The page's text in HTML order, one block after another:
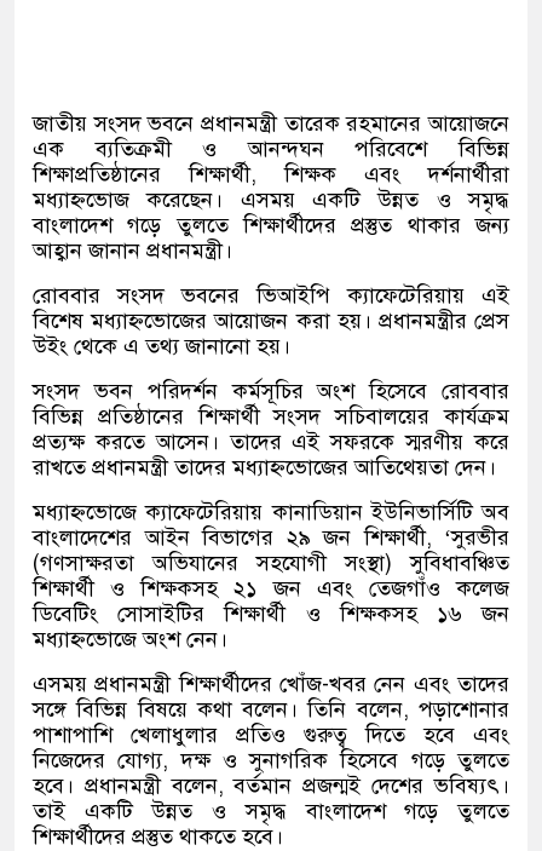
জাতীয় সংসদ ভবনে প্রধানমন্ত্রী তারেক রহমানের আয়োজনে
এক ব্যতিক্রমী ও আনন্দঘন পরিবেশে বিভিন্ন
শিক্ষাপ্রতিষ্ঠানের শিক্ষার্থী, শিক্ষক এবং দর্শনার্থীরা
মধ্যাহ্নভোজ করেছেন। এসময় একটি উন্নত ও সমৃদ্ধ
বাংলাদেশ গড়ে তুলতে শিক্ষার্থীদের প্রস্তুত থাকার জন্য
আহ্বান জানান প্রধানমন্ত্রী।
রোববার সংসদ ভবনের ভিআইপি ক্যাফেটেরিয়ায় এই
বিশেষ মধ্যাহ্নভোজের আয়োজন করা হয়। প্রধানমন্ত্রীর প্রেস
উইং থেকে এ তথ্য জানানো হয়।
সংসদ ভবন পরিদর্শন কর্মসূচির অংশ হিসেবে রোববার
বিভিন্ন প্রতিষ্ঠানের শিক্ষার্থী সংসদ সচিবালয়ের কার্যক্রম
প্রত্যক্ষ করতে আসেন। তাদের এই সফরকে স্মরণীয় করে
রাখতে প্রধানমন্ত্রী তাদের মধ্যাহ্নভোজের আতিথেয়তা দেন।
মধ্যাহ্নভোজে ক্যাফেটেরিয়ায় কানাডিয়ান ইউনিভার্সিটি অব
বাংলাদেশের আইন বিভাগের ২৯ জন শিক্ষার্থী, ‘সুরভীর
(গণসাক্ষরতা অভিযানের সহযোগী সংস্থা) সুবিধাবঞ্চিত
শিক্ষার্থী ও শিক্ষকসহ ২১ জন এবং তেজগাঁও কলেজ
ডিবেটিং সোসাইটির শিক্ষার্থী ও শিক্ষকসহ ১৬ জন
মধ্যাহ্নভোজে অংশ নেন।
এসময় প্রধানমন্ত্রী শিক্ষার্থীদের খোঁজ-খবর নেন এবং তাদের
সঙ্গে বিভিন্ন বিষয়ে কথা বলেন। তিনি বলেন, পড়াশোনার
পাশাপাশি খেলাধুলার প্রতিও গুরুত্ব দিতে হবে এবং
নিজেদের যোগ্য, দক্ষ ও সুনাগরিক হিসেবে গড়ে তুলতে
হবে। প্রধানমন্ত্রী বলেন, বর্তমান প্রজন্মই দেশের ভবিষ্যৎ।
তাই একটি উন্নত ও সমৃদ্ধ বাংলাদেশ গড়ে তুলতে
শিক্ষার্থীদের প্রস্তুত থাকতে হবে।